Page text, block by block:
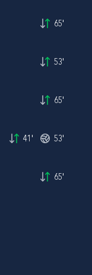
65'
53'
65'
41' 53'
65'